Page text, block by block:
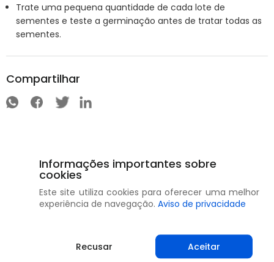
Trate uma pequena quantidade de cada lote de
sementes e teste a germinação antes de tratar todas as
sementes.
Compartilhar
Informações importantes sobre
cookies
Este site utiliza cookies para oferecer uma melhor
experiência de navegação. Aviso de privacidade
Recusar Aceitar